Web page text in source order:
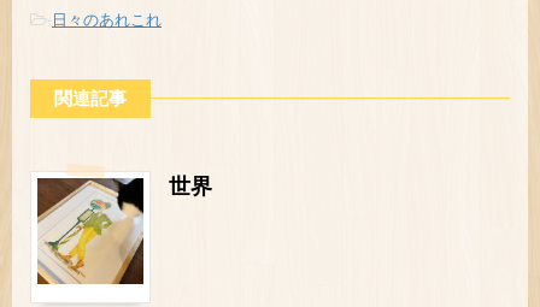
- 日々のあれこれ
関連記事
世界